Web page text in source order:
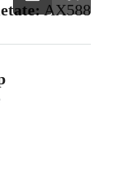
AX588